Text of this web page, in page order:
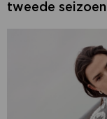
tweede seizoen